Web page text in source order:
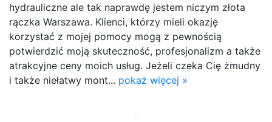
hydrauliczne ale tak naprawdę jestem niczym złota
rączka Warszawa. Klienci, którzy mieli okazję
korzystać z mojej pomocy mogą z pewnością
potwierdzić moją skuteczność, profesjonalizm a także
atrakcyjne ceny moich usług. Jeżeli czeka Cię żmudny
i także niełatwy mont... pokaż więcej »